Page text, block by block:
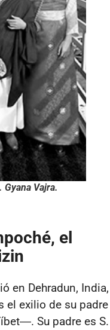
Gyana Vajra.
el
en Dehradun, India,
el exilio de su padre
―. Su padre es S.